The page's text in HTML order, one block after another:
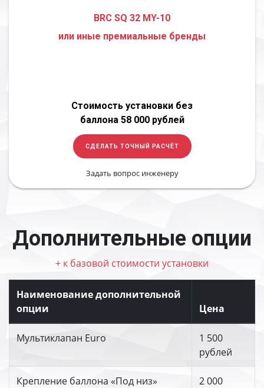
BRC SQ 32 MY-10
или иные премиальные бренды
Стоимость установки без
баллона 58 000 рублей
СДЕЛАТЬ ТОЧНЫЙ РАСЧЁТ
Задать вопрос инженеру
Дополнительные опции
+ к базовой стоимости установки
Наименование дополнительной
опции
Цена
Мультиклапан Euro
1 500
рублей
Крепление баллона «Под низ»
2 000